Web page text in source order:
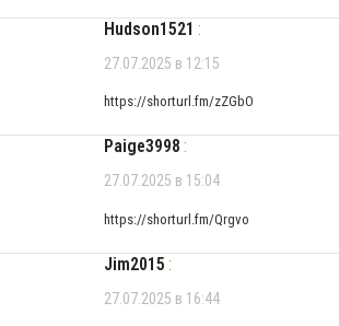
Hudson1521 :
27.07.2025 в 12:15
https://shorturl.fm/zZGbO
Paige3998 :
27.07.2025 в 15:04
https://shorturl.fm/Qrgvo
Jim2015 :
27.07.2025 в 16:44